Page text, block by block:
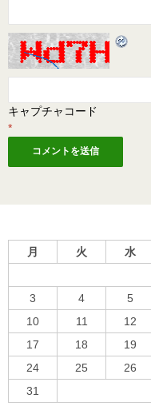
キャプチャコード
*
月 火 水
3
4 5
10
11 12
17
18 19
24
25 26
31